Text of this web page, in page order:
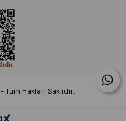
- Tüm Hakları Saklıdır.